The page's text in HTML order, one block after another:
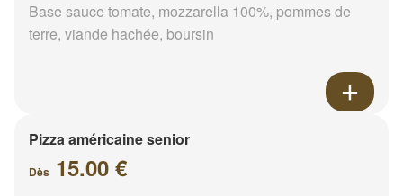
Base sauce tomate, mozzarella 100%, pommes de
terre, viande hachée, boursin
Pizza américaine senior
Dès 15.00 €